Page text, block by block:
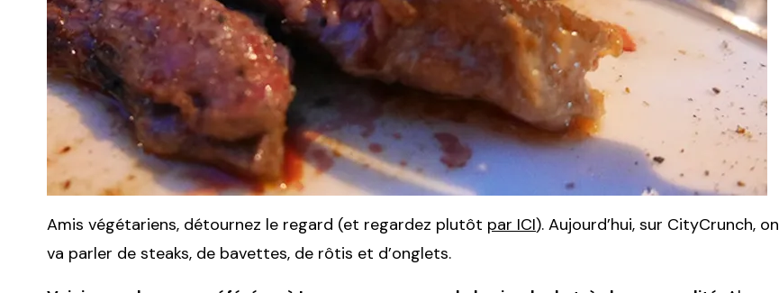
Amis végétariens, détournez le regard (et regardez plutôt par ICI). Aujourd’hui, sur CityCrunch, on
va parler de steaks, de bavettes, de rôtis et d’onglets.